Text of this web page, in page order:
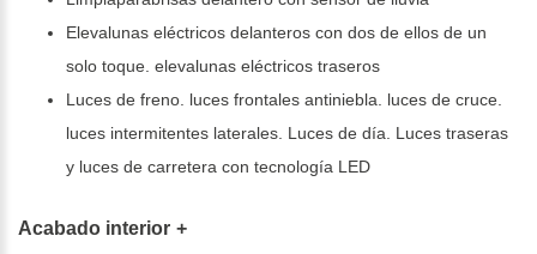
Elevalunas eléctricos delanteros con dos de ellos de un
solo toque. elevalunas eléctricos traseros
Luces de freno. luces frontales antiniebla. luces de cruce.
luces intermitentes laterales. Luces de día. Luces traseras
y luces de carretera con tecnología LED
Acabado interior